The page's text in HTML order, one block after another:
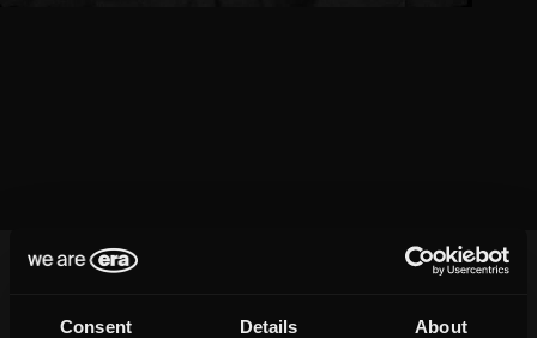
Consent Details About